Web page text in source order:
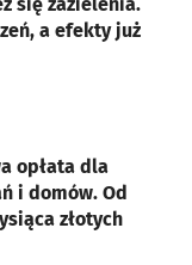
a efekty już
opłata dla
i domów. Od
złotych